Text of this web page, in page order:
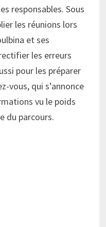
responsables. Sous
les réunions lors
et ses
les erreurs
pour les préparer
vous, qui s’annonce
vu le poids
du parcours.